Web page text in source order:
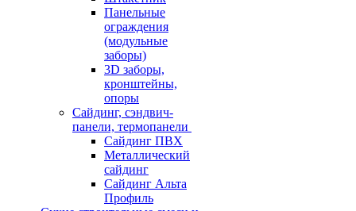
Панельные
ограждения
(модульные
заборы)
3D заборы,
кронштейны,
опоры
Cайдинг, сэндвич-
панели, термопанели
Сайдинг ПВХ
Металлический
сайдинг
Сайдинг Альта
Профиль